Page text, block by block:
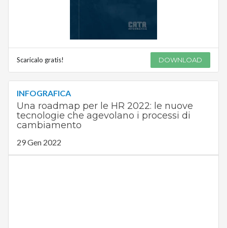
Scaricalo gratis! DOWNLOAD
INFOGRAFICA
Una roadmap per le HR 2022: le nuove
tecnologie che agevolano i processi di
cambiamento
29 Gen 2022